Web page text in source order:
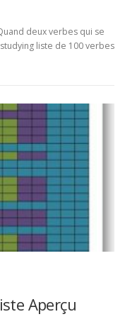
deux verbes qui se
liste de 100 verbes
Aperçu